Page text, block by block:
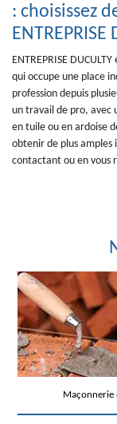
: choisissez
ENTREPRISE
ENTREPRISE
qui occupe une place
profession depuis
un travail de pro, avec
en tuile ou en ardoise
obtenir de plus amples
contactant ou en vous
Maçonnerie